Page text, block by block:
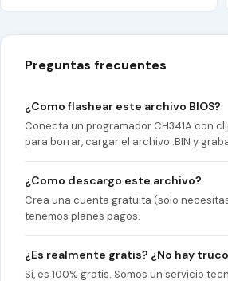
Preguntas frecuentes
¿Como flashear este archivo BIOS?
Conecta un programador CH341A con
para borrar, cargar el archivo .BIN y
¿Como descargo este archivo?
Crea una cuenta gratuita (solo
tenemos planes pagos.
¿Es realmente gratis? ¿No hay
Si, es 100% gratis. Somos un servicio